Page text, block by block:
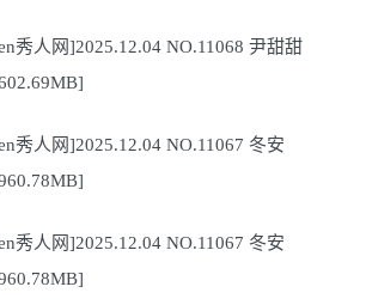
秀人网]2025.12.04 NO.11068 尹甜甜
秀人网]2025.12.04 NO.11067 冬安
秀人网]2025.12.04 NO.11067 冬安